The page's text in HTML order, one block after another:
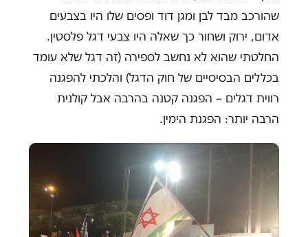
שהורכב מבד לבן ומגן דוד ופסים שלו היו בצבעים
אדום, ירוק ושחור כך שאלה היו צבעי דגל פלסטין.
החלטתי שהוא לא נחשב לספירה (זה דגל שלא עומד
בכללים הבסיסיים של חוק הדגל) והלכתי להפגנה
רווית דגלים – הפגנה קטנה בהרבה אבל קולנית
הרבה יותר: הפגנת הימין.